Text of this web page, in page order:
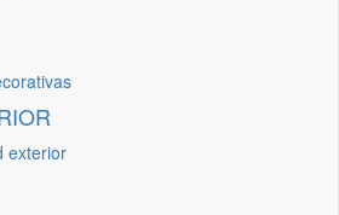
exterior